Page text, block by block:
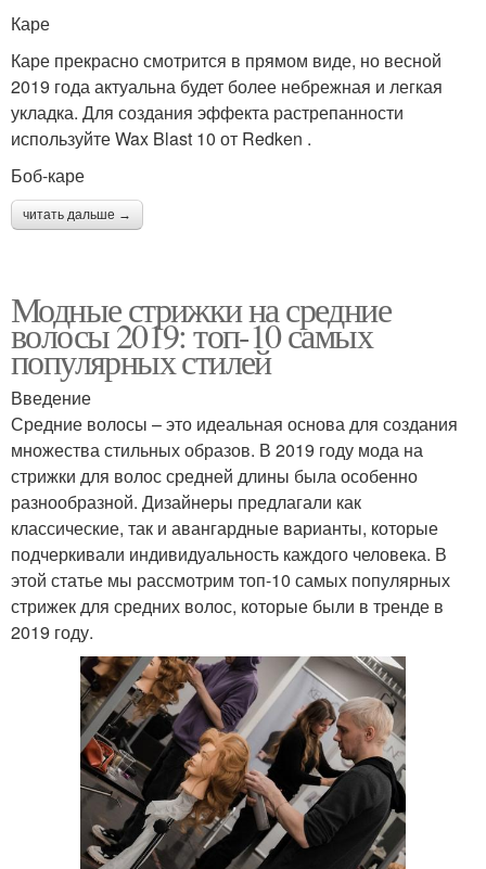
Каре
Каре прекрасно смотрится в прямом виде, но весной
2019 года актуальна будет более небрежная и легкая
укладка. Для создания эффекта растрепанности
используйте Wax Blast 10 от Redken .
Боб-каре
читать дальше →
Модные стрижки на средние
волосы 2019: топ-10 самых
популярных стилей
Введение
Средние волосы – это идеальная основа для создания
множества стильных образов. В 2019 году мода на
стрижки для волос средней длины была особенно
разнообразной. Дизайнеры предлагали как
классические, так и авангардные варианты, которые
подчеркивали индивидуальность каждого человека. В
этой статье мы рассмотрим топ-10 самых популярных
стрижек для средних волос, которые были в тренде в
2019 году.